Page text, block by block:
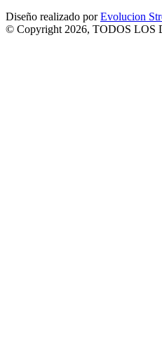
Diseño realizado porEvolucion
© Copyright 2026, TODOS LOS